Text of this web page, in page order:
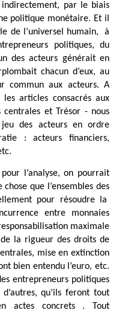
par le biais
politique monétaire. Et il
de l’universel humain, à
politiques, du
des acteurs générait en
chacun d’eux, au
commun aux acteurs. A
articles consacrés aux
centrales et Trésor - nous
des acteurs en ordre
: acteurs financiers,
l’analyse, on pourrait
que l’ensembles des
pour résoudre la
entre monnaies
maximale
la rigueur des droits de
mise en extinction
bien entendu l’euro, etc.
entrepreneurs politiques
qu’ils feront tout
actes concrets . Tout